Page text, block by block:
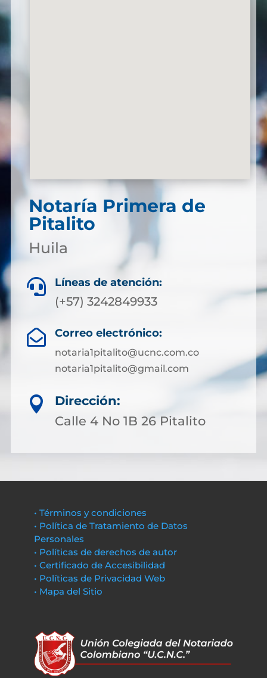
Notaría Primera de
Pitalito
Huila
 Líneas de atención:
(+57) 3242849933
 Correo electrónico:
notaria1pitalito@ucnc.com.co
notaria1pitalito@gmail.com

Dirección:
Calle 4 No 1B 26 Pitalito
• Términos y condiciones
• Política de Tratamiento de Datos
Personales
• Políticas de derechos de autor
• Certificado de Accesibilidad
• Políticas de Privacidad Web
• Mapa del Sitio